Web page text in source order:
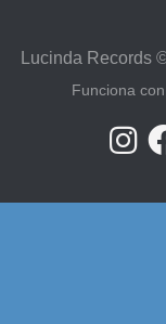
Lucinda Records
Funciona con